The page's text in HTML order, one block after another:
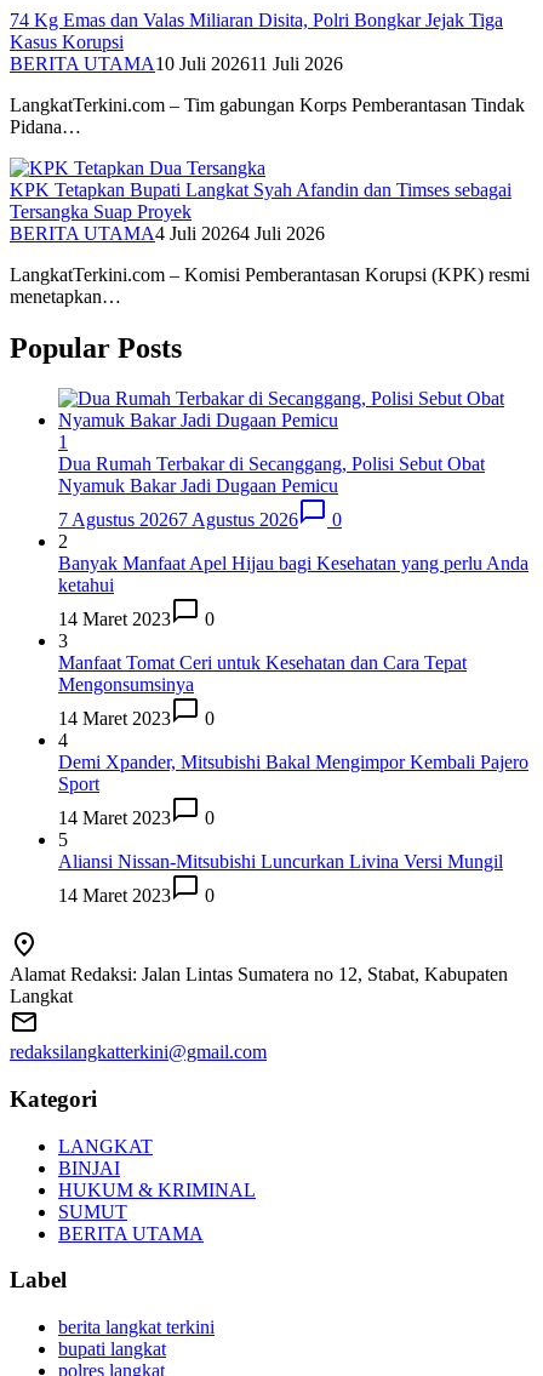
74 Kg Emas dan Valas Miliaran Disita, Polri Bongkar Jejak Tiga
Kasus Korupsi
BERITA UTAMA10 Juli 202611 Juli 2026
LangkatTerkini.com – Tim gabungan Korps Pemberantasan Tindak
Pidana…
KPK Tetapkan Bupati Langkat Syah Afandin dan Timses sebagai
Tersangka Suap Proyek
BERITA UTAMA4 Juli 20264 Juli 2026
LangkatTerkini.com – Komisi Pemberantasan Korupsi (KPK) resmi
menetapkan…
Popular Posts
1
Dua Rumah Terbakar di Secanggang, Polisi Sebut Obat
Nyamuk Bakar Jadi Dugaan Pemicu
7 Agustus 20267 Agustus 2026
0
2
Banyak Manfaat Apel Hijau bagi Kesehatan yang perlu Anda
ketahui
14 Maret 2023
0
3
Manfaat Tomat Ceri untuk Kesehatan dan Cara Tepat
Mengonsumsinya
14 Maret 2023
0
4
Demi Xpander, Mitsubishi Bakal Mengimpor Kembali Pajero
Sport
14 Maret 2023
0
5
Aliansi Nissan-Mitsubishi Luncurkan Livina Versi Mungil
14 Maret 2023
0
Alamat Redaksi: Jalan Lintas Sumatera no 12, Stabat, Kabupaten
Langkat
redaksilangkatterkini@gmail.com
Kategori
LANGKAT
BINJAI
HUKUM & KRIMINAL
SUMUT
BERITA UTAMA
Label
berita langkat terkini
bupati langkat
polres langkat